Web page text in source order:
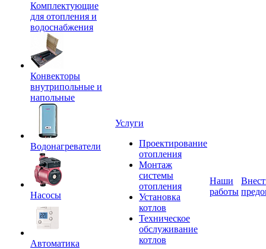
Комплектующие
для отопления и
водоснабжения
Конвекторы
внутрипольные и
напольные
Водонагреватели
Насосы
Автоматика
Услуги
Проектирование
отопления
Монтаж
системы
отопления
Установка
котлов
Техническое
обслуживание
котлов
Наши
работы